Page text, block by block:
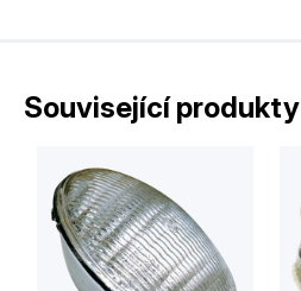
Související produkty